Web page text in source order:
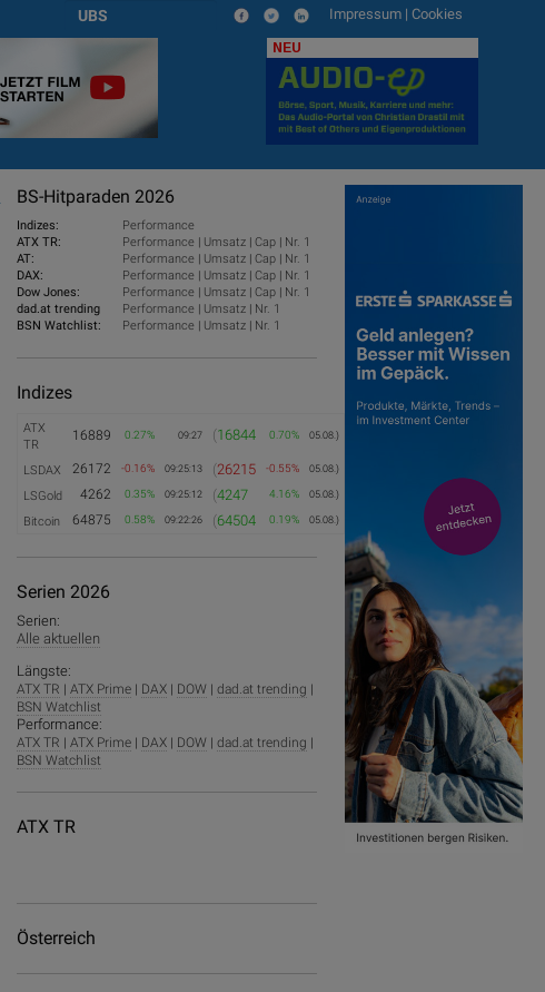
UBS Impressum | Cookies
NEU
BS-Hitparaden 2026
Indizes:
Performance
ATX TR:
Performance | Umsatz |Cap | Nr. 1
AT:
Performance | Umsatz |Cap | Nr. 1
DAX:
Performance | Umsatz |Cap | Nr. 1
Dow Jones:
Performance | Umsatz |Cap | Nr. 1
dad.at trending
Performance | Umsatz | Nr. 1
BSN Watchlist:
Performance | Umsatz | Nr. 1
Indizes
ATX
TR
16889 0.27% 09:27 (16844 0.70% 05.08.)
LSDAX 26172 -0.16% 09:25:13 (26215 -0.55% 05.08.)
LSGold 4262 0.35% 09:25:12 (4247 4.16% 05.08.)
Bitcoin 64875 0.58% 09:22:26 (64504 0.19% 05.08.)
Serien 2026
Serien:
Alle aktuellen
Längste:
ATX TR |ATX Prime | DAX | DOW |dad.at trending |
BSN Watchlist
Performance:
ATX TR |ATX Prime | DAX | DOW |dad.at trending |
BSN Watchlist
ATX TR
Österreich